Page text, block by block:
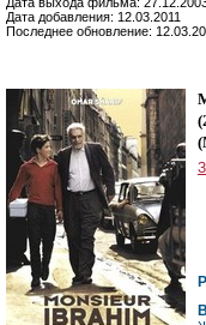
Дата добавления: 12.03.2011
Последнее обновление:
(